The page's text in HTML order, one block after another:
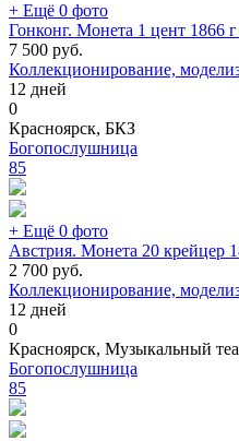
+ Ещё 0 фото
Гонконг. Монета 1 цент 1866
7 500 руб.
Коллекционирование,
12 дней
0
Красноярск, БКЗ
Богопослушница
85
+ Ещё 0 фото
Австрия. Монета 20 крейцер
2 700 руб.
Коллекционирование,
12 дней
0
Красноярск, Музыкальный
Богопослушница
85